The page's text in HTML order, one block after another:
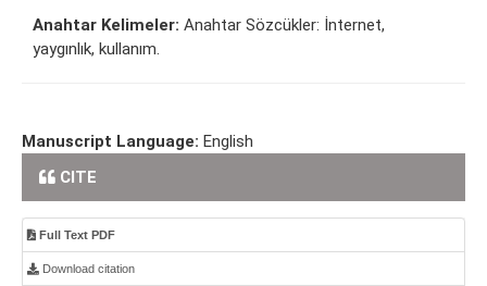
Anahtar Kelimeler: Anahtar Sözcükler: İnternet,
yaygınlık, kullanım.
Manuscript Language: English
CITE
Full Text PDF
Download citation